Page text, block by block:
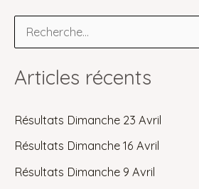
e
c
e
r
Articles récents
Résultats Dimanche 23 Avril
Résultats Dimanche 16 Avril
Résultats Dimanche 9 Avril